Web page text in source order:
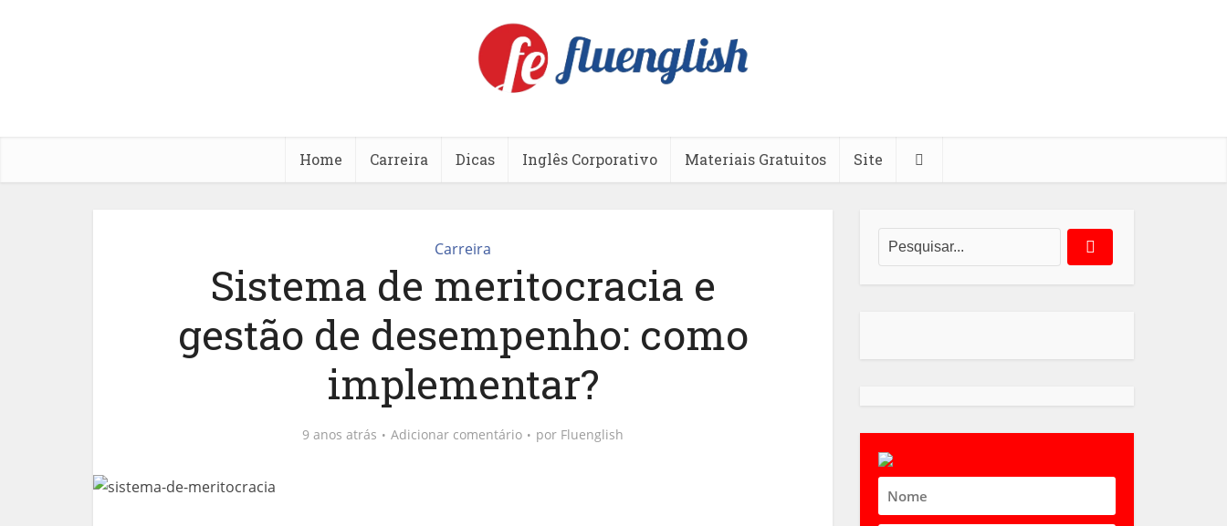
Home Carreira Dicas Inglês Corporativo Materiais Gratuitos Site
Carreira
Sistema de meritocracia e
gestão de desempenho: como
implementar?
9 anos atrás Adicionar comentário por Fluenglish